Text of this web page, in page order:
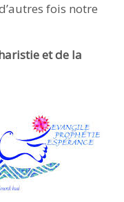
fois notre
et de la